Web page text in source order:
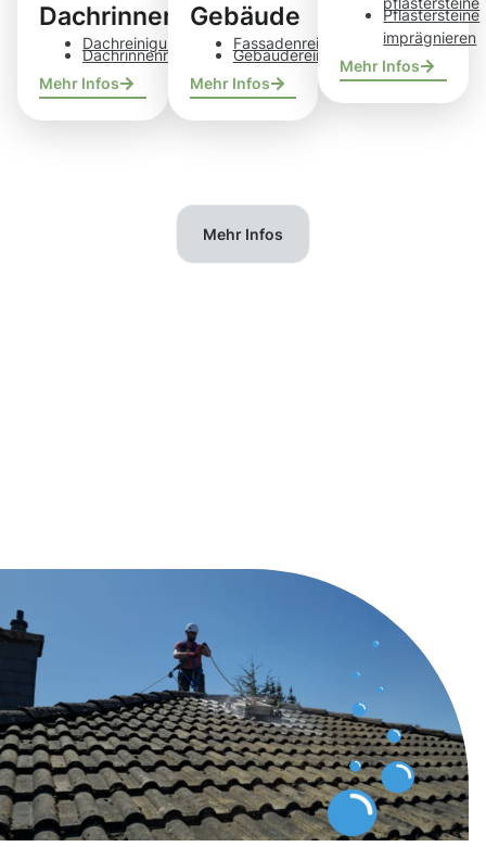
Dachrinnen
Dachreinigung
Dachrinnenreinigung
Mehr Infos
Gebäude
Fassadenreinigung
Gebäudereinigung
Mehr Infos
Pflastersteine
imprägnieren
Mehr Infos
Mehr Infos